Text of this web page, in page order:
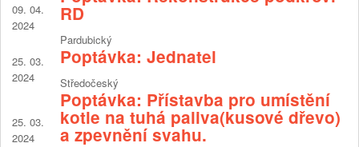
09. 04.
2024
RD
Pardubický
25. 03.
2024
Poptávka: Jednatel
Středočeský
25. 03.
2024
Poptávka: Přístavba pro umístění
kotle na tuhá paliva(kusové dřevo)
a zpevnění svahu.